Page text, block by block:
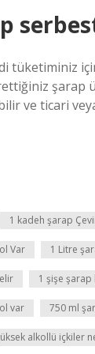
tüketiminiz
şarap
ve ticari
1 kadeh şarap
Var 1 Litre
1 şişe
var 750 ml
alkollü içkiler